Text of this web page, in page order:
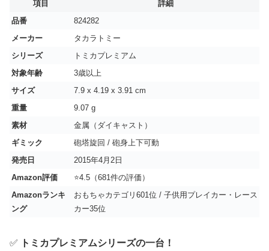
項目
詳細
品番
‎824282
メーカー
タカラトミー
シリーズ
トミカプレミアム
対象年齢
3歳以上
サイズ
7.9 x 4.19 x 3.91 cm
重量
9.07 g
素材
金属（ダイキャスト）
ギミック
砲塔旋回 / 砲身上下可動
発売日
2015年4月2日
Amazon評価
⭐4.5（681件の評価）
Amazonランキ
ング
おもちゃカテゴリ601位 / 子供用プレイカー・レース
カー35位
✅
トミカプレミアムシリーズの一台！